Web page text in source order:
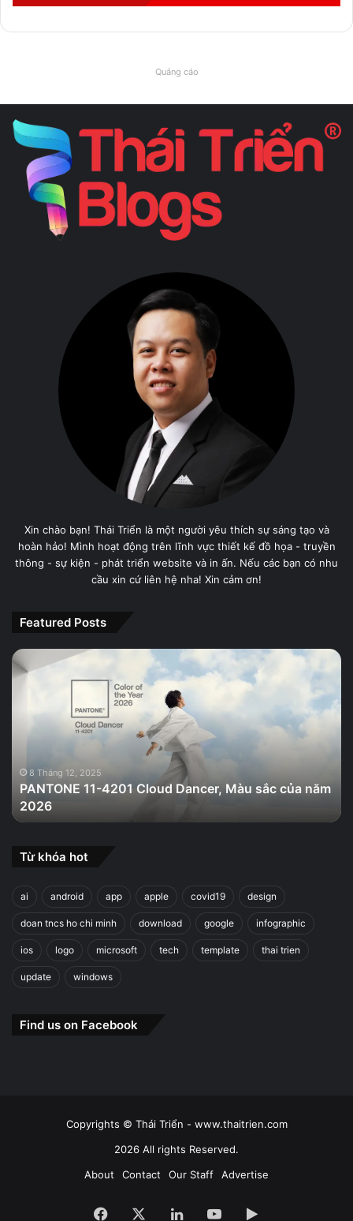
Quảng cáo
Xin chào bạn! Thái Triển là một người yêu thích sự sáng tạo và
hoàn hảo! Mình hoạt động trên lĩnh vực thiết kế đồ họa - truyền
thông - sự kiện - phát triển website và in ấn. Nếu các bạn có nhu
cầu xin cứ liên hệ nha! Xin cảm ơn!
Featured Posts
PANTONE
11-
Màu
của
năm
2026
8 Tháng 12, 2025
PANTONE 11-4201 Cloud Dancer, Màu sắc của năm
2026
Từ khóa hot
ai android app apple covid19 design
doan tncs ho chi minh download google infographic
ios logo microsoft tech template thai trien
update windows
Find us on Facebook
Copyrights © Thái Triển - www.thaitrien.com
2026 All rights Reserved.
About
Contact Our Staff Advertise
Facebook LinkedInYouTubeGoogle